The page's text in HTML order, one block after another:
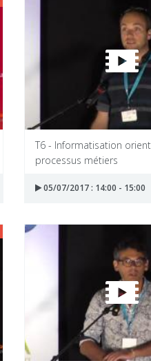
T6 - Informatisation
processus métiers
05/07/2017 : 14:00 - 15:00